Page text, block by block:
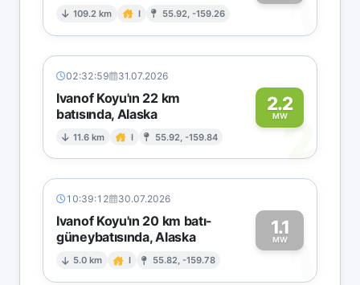
109.2 km I 55.92, -159.26 1
02:32:59 31.07.2026
Ivanof Koyu'ın 22 km
batısında, Alaska
11.6 km I 55.92, -159.84
2.2
MW2
10:39:12 30.07.2026
Ivanof Koyu'ın 20 km batı-
güneybatısında, Alaska
5.0 km I 55.82, -159.78
1.1
MW1